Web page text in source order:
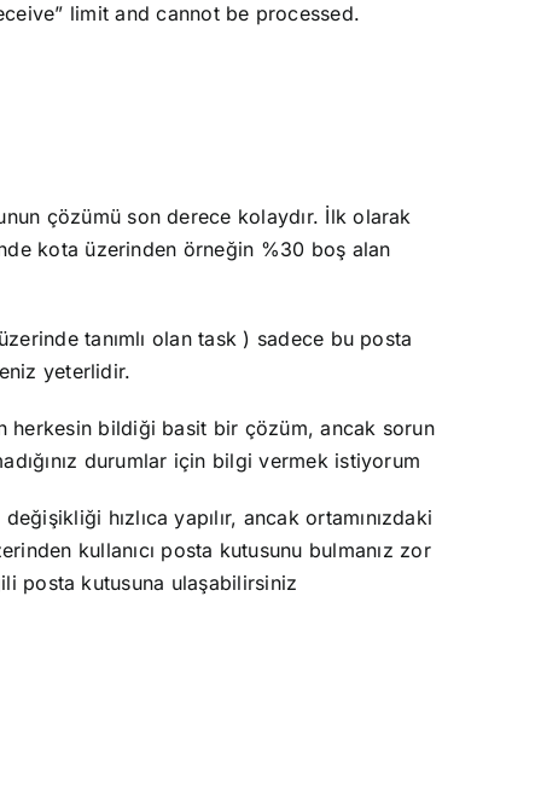
limit and cannot be processed.
çözümü son derece kolaydır. İlk olarak
kota üzerinden örneğin %30 boş alan
tanımlı olan task ) sadece bu posta
yeterlidir.
herkesin bildiği basit bir çözüm, ancak sorun
durumlar için bilgi vermek istiyorum
hızlıca yapılır, ancak ortamınızdaki
kullanıcı posta kutusunu bulmanız zor
posta kutusuna ulaşabilirsiniz